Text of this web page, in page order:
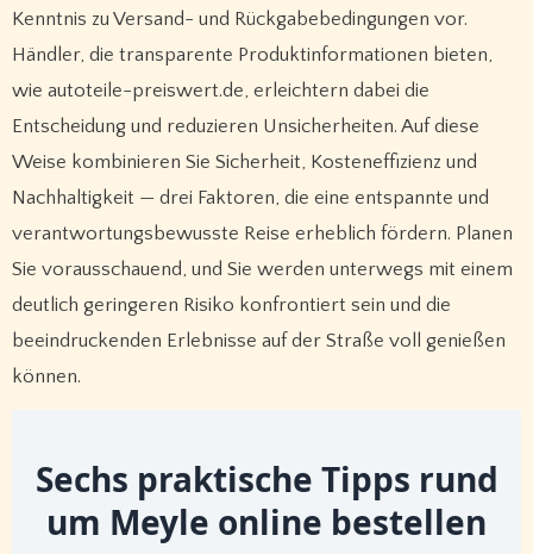
Kenntnis zu Versand- und Rückgabebedingungen vor.
Händler, die transparente Produktinformationen bieten,
wie autoteile-preiswert.de, erleichtern dabei die
Entscheidung und reduzieren Unsicherheiten. Auf diese
Weise kombinieren Sie Sicherheit, Kosteneffizienz und
Nachhaltigkeit — drei Faktoren, die eine entspannte und
verantwortungsbewusste Reise erheblich fördern. Planen
Sie vorausschauend, und Sie werden unterwegs mit einem
deutlich geringeren Risiko konfrontiert sein und die
beeindruckenden Erlebnisse auf der Straße voll genießen
können.
Sechs praktische Tipps rund
um Meyle online bestellen